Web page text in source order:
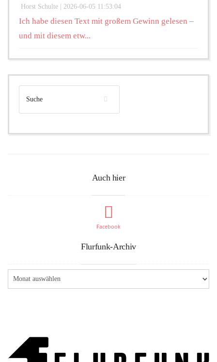
Horst Schulte | 2026-06-05 11:53:04
Ich habe diesen Text mit großem Gewinn gelesen –
und mit diesem etw...
Auch hier
Facebook
Flurfunk-Archiv